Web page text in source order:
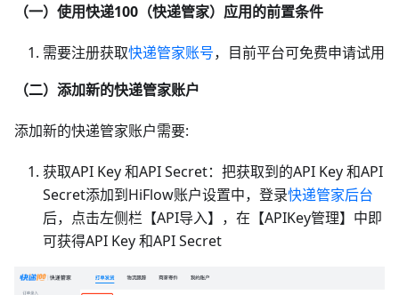
（一）使用快递100（快递管家）应用的前置条件
需要注册获取快递管家账号，目前平台可免费申请试用
（二）添加新的快递管家账户
添加新的快递管家账户需要:
获取API Key 和API Secret：把获取到的API Key 和API
Secret添加到HiFlow账户设置中，登录快递管家后台
后，点击左侧栏【API导入】，在【APIKey管理】中即
可获得API Key 和API Secret